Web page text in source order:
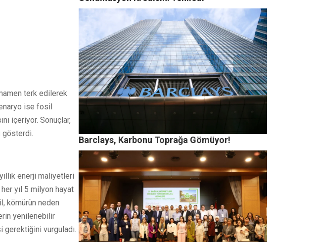
terk edilerek
ise fosil
içeriyor. Sonuçlar,
gösterdi.
enerji maliyetleri
yıl 5 milyon hayat
kömürün neden
yenilenebilir
vurguladı.
Barclays, Karbonu Toprağa Gömüyor!